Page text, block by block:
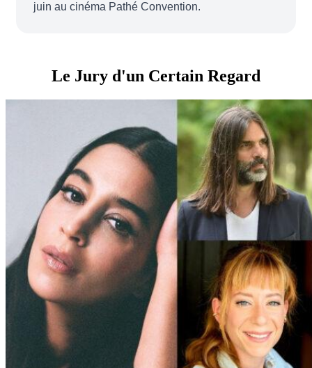
juin au cinéma Pathé Convention.
Le Jury d'un Certain Regard